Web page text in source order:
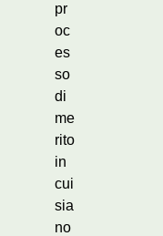
pr
oc
es
so
di
me
rito
in
cui
sia
no